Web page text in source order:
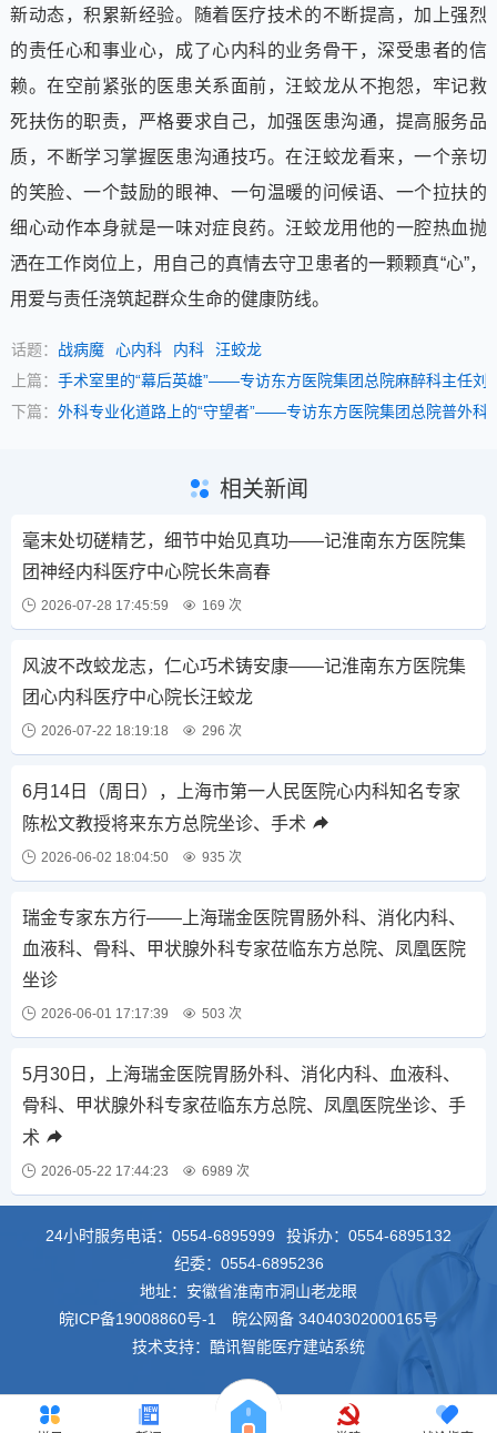
新动态，积累新经验。随着医疗技术的不断提高，加上强烈
的责任心和事业心，成了心内科的业务骨干，深受患者的信
赖。在空前紧张的医患关系面前，汪蛟龙从不抱怨，牢记救
死扶伤的职责，严格要求自己，加强医患沟通，提高服务品
质，不断学习掌握医患沟通技巧。在汪蛟龙看来，一个亲切
的笑脸、一个鼓励的眼神、一句温暖的问候语、一个拉扶的
细心动作本身就是一味对症良药。汪蛟龙用他的一腔热血抛
洒在工作岗位上，用自己的真情去守卫患者的一颗颗真“心”，
用爱与责任浇筑起群众生命的健康防线。
话题： 战病魔 心内科 内科
汪蛟龙
上篇： 手术室里的“幕后英雄”——专访东方医院集团总院麻醉科主任刘
下篇： 外科专业化道路上的“守望者”——专访东方医院集团总院普外科
相关新闻
毫末处切磋精艺，细节中始见真功——记淮南东方医院集
团神经内科医疗中心院长朱高春
2026-07-28 17:45:59 169 次
风波不改蛟龙志，仁心巧术铸安康——记淮南东方医院集
团心内科医疗中心院长汪蛟龙
2026-07-22 18:19:18 296 次
6月14日（周日），上海市第一人民医院心内科知名专家
陈松文教授将来东方总院坐诊、手术
2026-06-02 18:04:50 935 次
瑞金专家东方行——上海瑞金医院胃肠外科、消化内科、
血液科、骨科、甲状腺外科专家莅临东方总院、凤凰医院
坐诊
2026-06-01 17:17:39 503 次
5月30日，上海瑞金医院胃肠外科、消化内科、血液科、
骨科、甲状腺外科专家莅临东方总院、凤凰医院坐诊、手
术
2026-05-22 17:44:23 6989 次
24小时服务电话： 0554-6895999 投诉办： 0554-6895132
纪委： 0554-6895236
地址：安徽省淮南市洞山老龙眼
皖ICP备19008860号-1
皖公网备 34040302000165号
技术支持：酷讯智能医疗建站系统